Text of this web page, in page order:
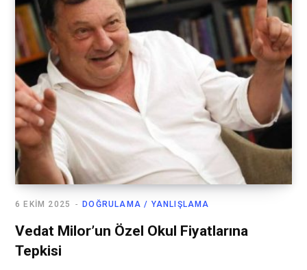
DOĞRULAMA / YANLIŞLAMA
6 EKIM 2025
Vedat Milor’un Özel Okul Fiyatlarına
Tepkisi